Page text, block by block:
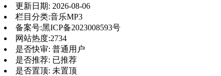
更新日期: 2026-08-06
栏目分类:音乐MP3
备案号:黑ICP备2023008593号
网站热度:2734
是否快审: 普通用户
是否推荐: 已推荐
是否置顶: 未置顶